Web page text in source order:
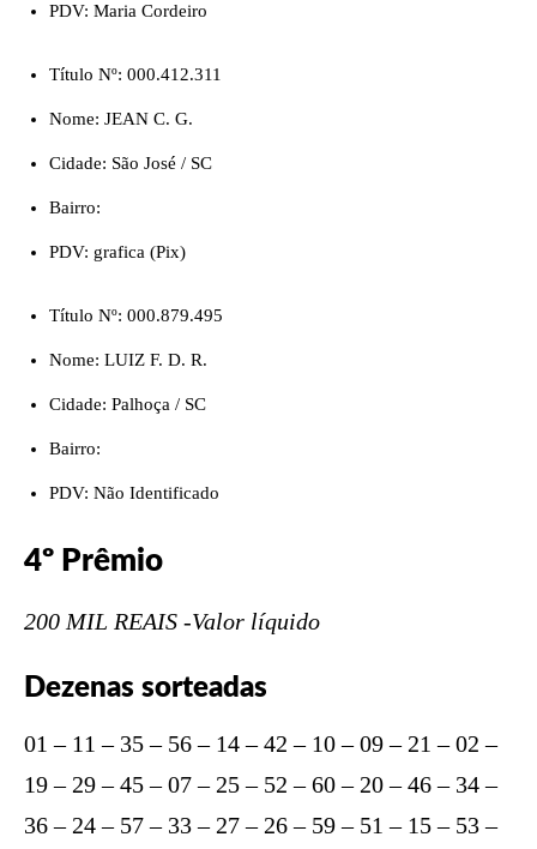
PDV: Maria Cordeiro
Título Nº: 000.412.311
Nome: JEAN C. G.
Cidade: São José / SC
Bairro:
PDV: grafica (Pix)
Título Nº: 000.879.495
Nome: LUIZ F. D. R.
Cidade: Palhoça / SC
Bairro:
PDV: Não Identificado
4º Prêmio
200 MIL REAIS -Valor líquido
Dezenas sorteadas
01 – 11 – 35 – 56 – 14 – 42 – 10 – 09 – 21 – 02 –
19 – 29 – 45 – 07 – 25 – 52 – 60 – 20 – 46 – 34 –
36 – 24 – 57 – 33 – 27 – 26 – 59 – 51 – 15 – 53 –